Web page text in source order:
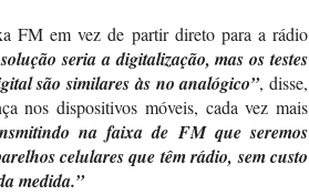
FM em vez de partir direto para a rádio
seria a digitalização, mas os testes
são similares às no analógico”, disse,
nos dispositivos móveis, cada vez mais
na faixa de FM que seremos
celulares que têm rádio, sem custo
medida.”